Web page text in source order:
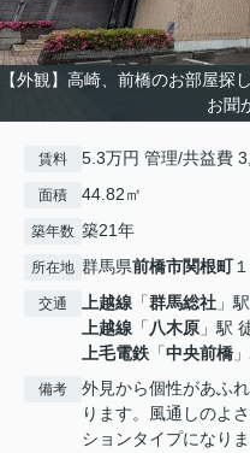
【外観】高崎、前橋のお部屋探
お聞
賃料 5.3万円 管理/共益費
面積 44.82㎡
築年数 築21年
所在地 群馬県前橋市関根町
交通 上越線 「群馬総社 」
上越線 「八木原 」駅
上毛電鉄 「中央前橋
備考
外見から個性があふ
ります。風通しのよ
ションタイプになり